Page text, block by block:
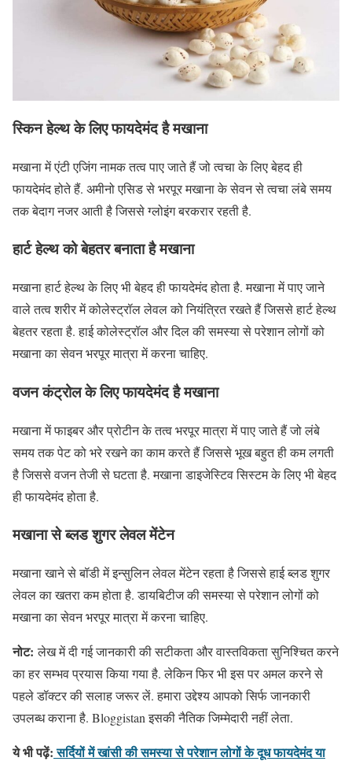
स्किन हेल्थ के लिए फायदेमंद है मखाना
मखाना में एंटी एजिंग नामक तत्व पाए जाते हैं जो त्वचा के लिए बेहद ही
फायदेमंद होते हैं. अमीनो एसिड से भरपूर मखाना के सेवन से त्वचा लंबे समय
तक बेदाग नजर आती है जिससे ग्लोइंग बरकरार रहती है.
हार्ट हेल्थ को बेहतर बनाता है मखाना
मखाना हार्ट हेल्थ के लिए भी बेहद ही फायदेमंद होता है. मखाना में पाए जाने
वाले तत्व शरीर में कोलेस्ट्रॉल लेवल को नियंत्रित रखते हैं जिससे हार्ट हेल्थ
बेहतर रहता है. हाई कोलेस्ट्रॉल और दिल की समस्या से परेशान लोगों को
मखाना का सेवन भरपूर मात्रा में करना चाहिए.
वजन कंट्रोल के लिए फायदेमंद है मखाना
मखाना में फाइबर और प्रोटीन के तत्व भरपूर मात्रा में पाए जाते हैं जो लंबे
समय तक पेट को भरे रखने का काम करते हैं जिससे भूख बहुत ही कम लगती
है जिससे वजन तेजी से घटता है. मखाना डाइजेस्टिव सिस्टम के लिए भी बेहद
ही फायदेमंद होता है.
मखाना से ब्लड शुगर लेवल मेंटेन
मखाना खाने से बॉडी में इन्सुलिन लेवल मेंटेन रहता है जिससे हाई ब्लड शुगर
लेवल का खतरा कम होता है. डायबिटीज की समस्या से परेशान लोगों को
मखाना का सेवन भरपूर मात्रा में करना चाहिए.
नोट: लेख में दी गई जानकारी की सटीकता और वास्तविकता सुनिश्चित करने
का हर सम्भव प्रयास किया गया है. लेकिन फिर भी इस पर अमल करने से
पहले डॉक्टर की सलाह जरूर लें. हमारा उद्देश्य आपको सिर्फ जानकारी
उपलब्ध कराना है. Bloggistan इसकी नैतिक जिम्मेदारी नहीं लेता.
ये भी पढ़ें:सर्दियों में खांसी की समस्या से परेशान लोगों के दूध फायदेमंद या